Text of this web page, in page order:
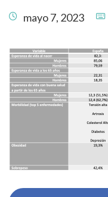
mayo 7, 2023